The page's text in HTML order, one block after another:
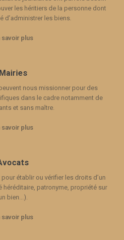
les héritiers de la personne dont
d’administrer les biens.
savoir plus
Mairies
nous missionner pour des
dans le cadre notamment de
et sans maître.
savoir plus
établir ou vérifier les droits d’un
héréditaire, patronyme, propriété sur
bien…).
savoir plus